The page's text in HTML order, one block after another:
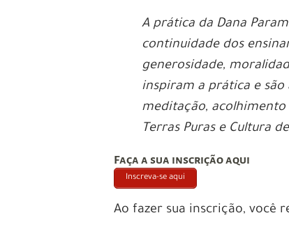
A prática da Dana
continuidade dos
generosidade,
inspiram a prática e são
meditação, acolhimento
Terras Puras e Cultura
Faça a sua inscrição aqui
Inscreva-se aqui
Ao fazer sua inscrição, você